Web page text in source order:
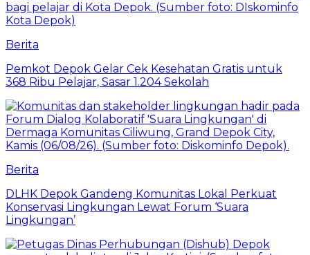
Berita
Pemkot Depok Gelar Cek Kesehatan Gratis untuk
368 Ribu Pelajar, Sasar 1.204 Sekolah
Berita
DLHK Depok Gandeng Komunitas Lokal Perkuat
Konservasi Lingkungan Lewat Forum ‘Suara
Lingkungan’